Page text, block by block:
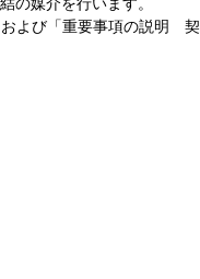
よび「重要事項の説明